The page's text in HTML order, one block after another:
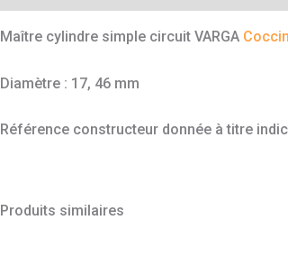
Maître cylindre simple circuit VARGA
Diamètre : 17, 46 mm
Référence constructeur donnée à titre
Produits similaires